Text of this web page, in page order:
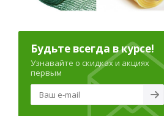
Будьте всегда в курсе!
Узнавайте о скидках и акциях
первым